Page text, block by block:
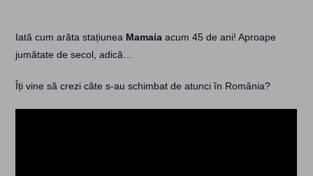
Iată cum arăta stațiunea Mamaia acum 45 de ani! Aproape
jumătate de secol, adică…
Îți vine să crezi câte s-au schimbat de atunci în România?